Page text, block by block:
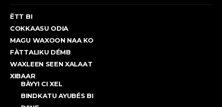
ËTT BI
COKKAASU ODIA
MAGU WAXOON NAA KO
FÀTTALIKU DÉMB
WAXLEEN SEEN XALAAT
XIBAAR
BÀYYI CI XEL
BINDKATU AYUBÉS BI